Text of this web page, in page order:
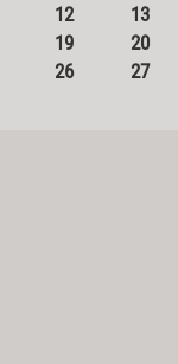
12
13
19
20
26
27